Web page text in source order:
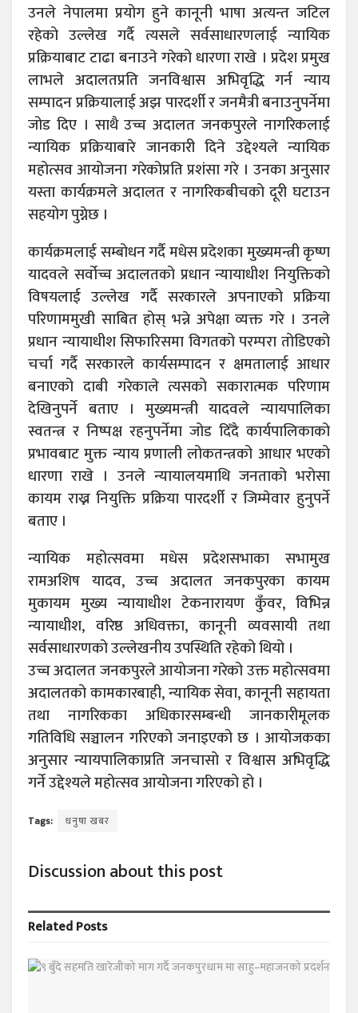
उनले नेपालमा प्रयोग हुने कानूनी भाषा अत्यन्त जटिल
रहेको उल्लेख गर्दै त्यसले सर्वसाधारणलाई न्यायिक
प्रक्रियाबाट टाढा बनाउने गरेको धारणा राखे । प्रदेश प्रमुख
लाभले अदालतप्रति जनविश्वास अभिवृद्धि गर्न न्याय
सम्पादन प्रक्रियालाई अझ पारदर्शी र जनमैत्री बनाउनुपर्नेमा
जोड दिए । साथै उच्च अदालत जनकपुरले नागरिकलाई
न्यायिक प्रक्रियाबारे जानकारी दिने उद्देश्यले न्यायिक
महोत्सव आयोजना गरेकोप्रति प्रशंसा गरे । उनका अनुसार
यस्ता कार्यक्रमले अदालत र नागरिकबीचको दूरी घटाउन
सहयोग पुग्नेछ ।
कार्यक्रमलाई सम्बोधन गर्दै मधेस प्रदेशका मुख्यमन्त्री कृष्ण
यादवले सर्वोच्च अदालतको प्रधान न्यायाधीश नियुक्तिको
विषयलाई उल्लेख गर्दै सरकारले अपनाएको प्रक्रिया
परिणाममुखी साबित होस् भन्ने अपेक्षा व्यक्त गरे । उनले
प्रधान न्यायाधीश सिफारिसमा विगतको परम्परा तोडिएको
चर्चा गर्दै सरकारले कार्यसम्पादन र क्षमतालाई आधार
बनाएको दाबी गरेकाले त्यसको सकारात्मक परिणाम
देखिनुपर्ने बताए । मुख्यमन्त्री यादवले न्यायपालिका
स्वतन्त्र र निष्पक्ष रहनुपर्नेमा जोड दिँदै कार्यपालिकाको
प्रभावबाट मुक्त न्याय प्रणाली लोकतन्त्रको आधार भएको
धारणा राखे । उनले न्यायालयमाथि जनताको भरोसा
कायम राख्न नियुक्ति प्रक्रिया पारदर्शी र जिम्मेवार हुनुपर्ने
बताए ।
न्यायिक महोत्सवमा मधेस प्रदेशसभाका सभामुख
रामअशिष यादव, उच्च अदालत जनकपुरका कायम
मुकायम मुख्य न्यायाधीश टेकनारायण कुँवर, विभिन्न
न्यायाधीश, वरिष्ठ अधिवक्ता, कानूनी व्यवसायी तथा
सर्वसाधारणको उल्लेखनीय उपस्थिति रहेको थियो ।
उच्च अदालत जनकपुरले आयोजना गरेको उक्त महोत्सवमा
अदालतको कामकारबाही, न्यायिक सेवा, कानूनी सहायता
तथा नागरिकका अधिकारसम्बन्धी जानकारीमूलक
गतिविधि सञ्चालन गरिएको जनाइएको छ । आयोजकका
अनुसार न्यायपालिकाप्रति जनचासो र विश्वास अभिवृद्धि
गर्ने उद्देश्यले महोत्सव आयोजना गरिएको हो ।
Tags: धनुषा खबर
Discussion about this post
RelatedPosts